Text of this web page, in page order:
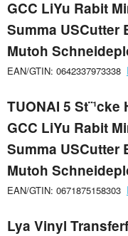
GCC LiYu Rabit
Summa USCutter
Mutoh
EAN/GTIN: 0642337973338
TUONAI 5
GCC LiYu Rabit
Summa USCutter
Mutoh
EAN/GTIN: 0671875158303
Lya Vinyl